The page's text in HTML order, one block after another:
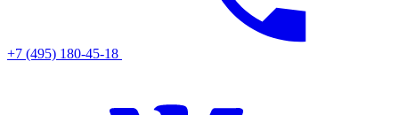
+7 (495) 180-45-18